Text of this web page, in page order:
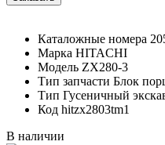
Каталожные номера
Марка HITACHI
Модель ZX280-3
Тип запчасти Блок
Тип Гусеничный
Код hitzx2803tm1
В наличии